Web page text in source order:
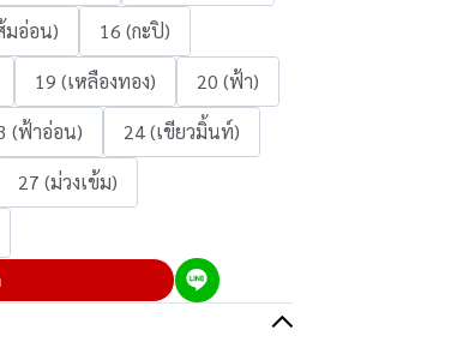
มอ่อน)
16 (กะปิ)
19 (เหลืองทอง)
20 (ฟ้า)
(ฟ้าอ่อน)
24 (เขียวมิ้นท์)
27 (ม่วงเข้ม)